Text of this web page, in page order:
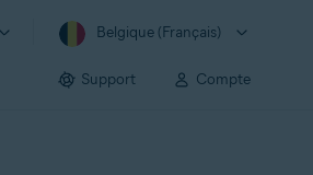
Belgique (Français)
Support Compte